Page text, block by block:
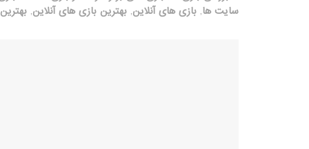
سایت ها, بازی های آنلاین, بهترین بازی های آنلاین,